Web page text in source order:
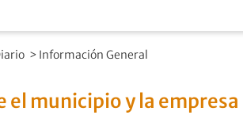
> Información General
el municipio y la empresa